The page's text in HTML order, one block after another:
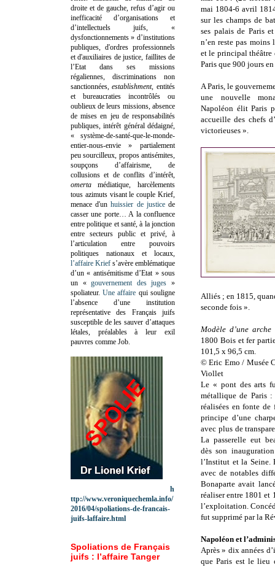
mai 1804-6 avril
sur les champs de
ses palais de Paris
n’en reste pas
et le principal théâtre
Paris que 900 jours
A Paris, le
une nouvelle
Napoléon élit Paris
accueille des chefs
victorieuses ».
Alliés ; en 1815,
seconde fois ».
Modèle d’une
1800 Bois et fer
101,5 x 96,5 cm.
© Eric Emo / Musée
Viollet
Le « pont des arts
métallique de Paris :
réalisées en fonte de
principe d’une
avec plus de
La passerelle eut
dès son
l’Institut et la Seine.
avec de notables
Bonaparte avait
réaliser entre 1801 et
l’exploitation.
fut supprimé par la
Napoléon et
Après » dix années
que Paris est le
droite et de gauche, refus d’agir ou
inefficacité d’organisations et
d’intellectuels juifs, «
dysfonctionnements » d’institutions
publiques, d'ordres professionnels
et d'auxiliaires de justice, faillites de
l’Etat dans ses missions
régaliennes, discriminations non
sanctionnées,establishment, entités
et bureaucraties incontrôlés ou
oublieux de leurs missions, absence
de mises en jeu de responsabilités
publiques, intérêt général dédaigné,
« système-de-santé-que-le-monde-
entier-nous-envie » partialement
peu sourcilleux, propos antisémites,
soupçons d’affairisme, de
collusions et de conflits d’intérêt,
omertamédiatique, harcèlements
tous azimuts visant le couple Krief,
menace d'unhuissier de justicede
casser une porte… A la confluence
entre politique et santé, à la jonction
entre secteurs public et privé, à
l’articulation entre pouvoirs
politiques nationaux et locaux,
l’affaire Krief s’avère emblématique
d’un « antisémitisme d’Etat » sous
un «gouvernement des juges »
spoliateur.Une affaire qui souligne
l’absence d’une institution
représentative des Français juifs
susceptible de les sauver d’attaques
létales, préalables à leur exil
pauvres comme Job.
h
ttp://www.veroniquechemla.info/
2016/04/spoliations-de-francais-
juifs-laffaire.html
Spoliations de Français
juifs : l’affaire Tanger